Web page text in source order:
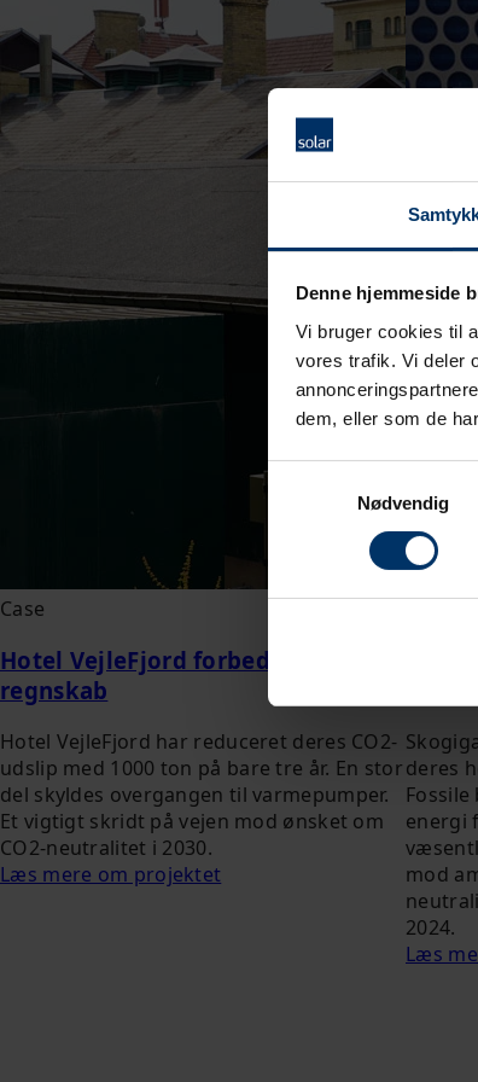
Denne hjemmeside
Vi bruger cookies til
vores trafik. Vi deler
dem, eller som de
Samtykkevalg
Nødvendig
Case
Hotel VejleFjord forbedrer CO2-
regnskab
Hotel VejleFjord har reduceret deres CO2-
udslip med 1000 ton på bare tre år. En stor
del skyldes overgangen til varmepumper.
Et vigtigt skridt på vejen mod ønsket om
CO2-neutralitet i 2030.
Læs mere om projektet
deres
energi
mod
2024.
Læs